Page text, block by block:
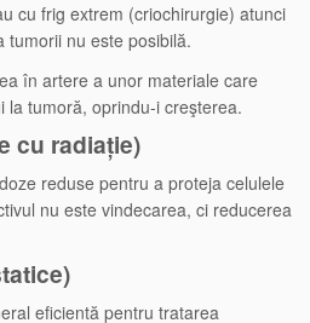
cu frig extrem (criochirurgie) atunci
tumorii nu este posibilă.
în artere a unor materiale care
tumoră, oprindu-i creşterea.
cu radiație)
reduse pentru a proteja celulele
nu este vindecarea, ci reducerea
eficientă pentru tratarea